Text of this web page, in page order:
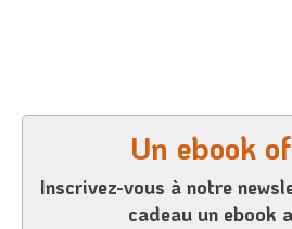
Un ebook
Inscrivez-vous à notre
cadeau un ebook